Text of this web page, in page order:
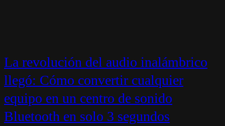
La revolución del audio inalámbrico
llegó: Cómo convertir cualquier
equipo en un centro de sonido
Bluetooth en solo 3 segundos